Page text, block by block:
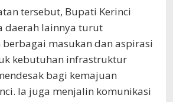
tersebut, Bupati Kerinci
daerah lainnya turut
masukan dan aspirasi
kebutuhan infrastruktur
bagi kemajuan
Ia juga menjalin komunikasi